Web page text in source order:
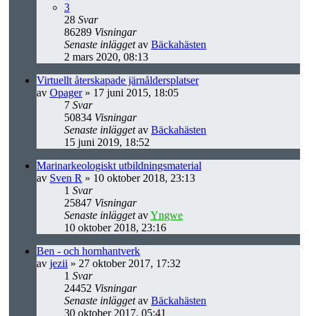
3
28 Svar
86289 Visningar
Senaste inläggetav Bäckahästen
2 mars 2020, 08:13
Virtuellt återskapade järnåldersplatser
av Opager» 17 juni 2015, 18:05
7 Svar
50834 Visningar
Senaste inläggetav Bäckahästen
15 juni 2019, 18:52
Marinarkeologiskt utbildningsmaterial
av Sven R » 10 oktober 2018, 23:13
1 Svar
25847 Visningar
Senaste inläggetavYngwe
10 oktober 2018, 23:16
Ben - och hornhantverk
av jezii » 27 oktober 2017, 17:32
1 Svar
24452 Visningar
Senaste inläggetav Bäckahästen
30 oktober 2017, 05:41